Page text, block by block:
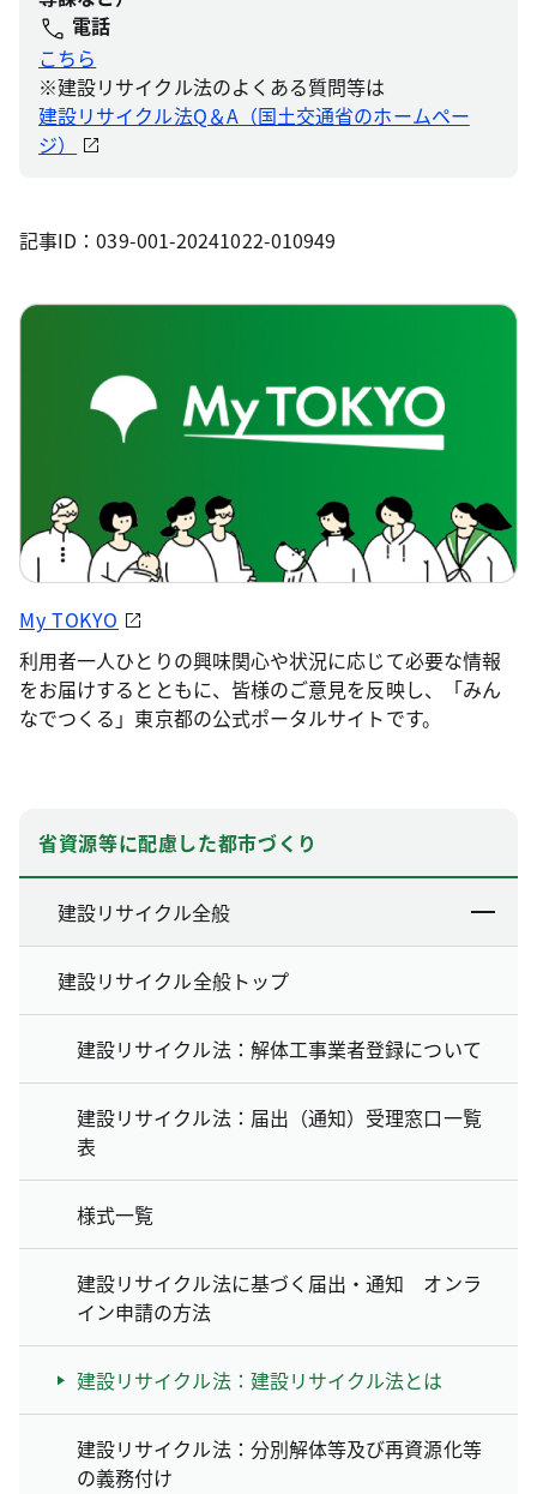
電話
こちら
※建設リサイクル法のよくある質問等は
建設リサイクル法Q＆A（国土交通省のホームペー
ジ）
記事ID：039-001-20241022-010949
My TOKYO
利用者一人ひとりの興味関心や状況に応じて必要な情報
をお届けするとともに、皆様のご意見を反映し、「みん
なでつくる」東京都の公式ポータルサイトです。
省資源等に配慮した都市づくり
建設リサイクル全般
建設リサイクル全般トップ
建設リサイクル法：解体工事業者登録について
建設リサイクル法：届出（通知）受理窓口一覧
表
様式一覧
建設リサイクル法に基づく届出・通知 オンラ
イン申請の方法
建設リサイクル法：建設リサイクル法とは
建設リサイクル法：分別解体等及び再資源化等
の義務付け